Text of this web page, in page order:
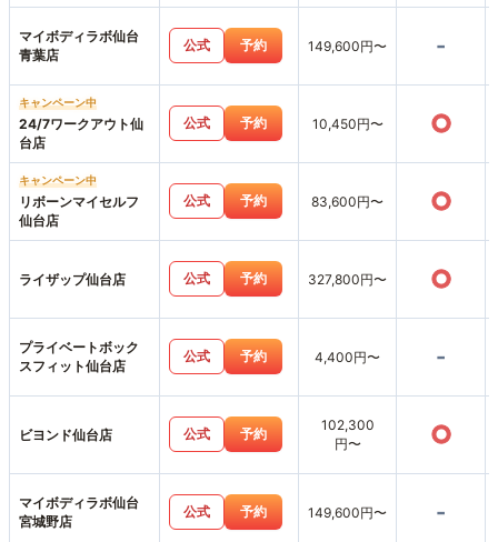
マイボディラボ仙台
青葉店
公式 予約 149,600円〜 -
キャンペーン中
24/7ワークアウト仙
台店
公式 予約 10,450円〜 ○
キャンペーン中
リボーンマイセルフ
仙台店
公式 予約 83,600円〜 ○
ライザップ仙台店 公式 予約 327,800円〜 ○
プライベートボック
スフィット仙台店
公式 予約 4,400円〜 -
ビヨンド仙台店 公式 予約
102,300
円〜
○
マイボディラボ仙台
宮城野店
公式 予約 149,600円〜 -